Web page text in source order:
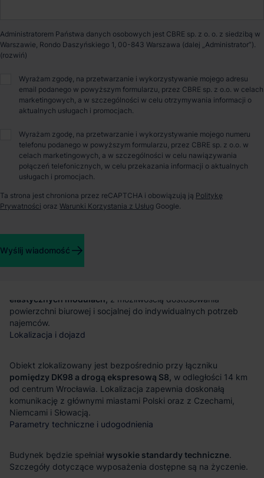
Opiekun nieruchomości
Marcin Janik
O parku
Magazyn do wynajęcia – EQT Exeter Wrocław East
EQT Exeter Wrocław East to planowana inwestycja
magazynowao powierzchni około 50 000 m²
potrzeb firm z różnych branż.
Powierzchnia magazynowa
elastycznych modułach, z możliwością dostosowania
powierzchni biurowej i socjalnej do indywidualnych potrzeb
najemców.
Lokalizacja i dojazd
Obiekt zlokalizowany jest bezpośrednio przy łączniku
pomiędzy DK98 a drogą ekspresową S8, w odległości 14 km
od centrum Wrocławia. Lokalizacja zapewnia doskonałą
komunikację z głównymi miastami Polski oraz z Czechami,
Niemcami i Słowacją.
Parametry techniczne i udogodnienia
Budynek będzie spełniał wysokie standardy techniczne.
Szczegóły dotyczące wyposażenia dostępne są na życzenie.
Administratorem Państwa danych osobowych jest CBRE sp. z o. o. z siedzibą w
Warszawie, Rondo Daszyńskiego 1, 00-843 Warszawa (dalej „Administrator”).
Wyrażam zgodę, na przetwarzanie i wykorzystywanie mojego adresu
email podanego w powyższym formularzu, przez CBRE sp. z o.o. w celach
marketingowych, a w szczególności w celu otrzymywania informacji o
aktualnych usługach i promocjach.
Wyrażam zgodę, na przetwarzanie i wykorzystywanie mojego numeru
telefonu podanego w powyższym formularzu, przez CBRE sp. z o.o. w
celach marketingowych, a w szczególności w celu nawiązywania
połączeń telefonicznych, w celu przekazania informacji o aktualnych
usługach i promocjach.
Ta strona jest chroniona przez reCAPTCHA i obowiązują ją Politykę
Prywatności oraz Warunki Korzystania z Usług Google.
Wyślij wiadomość